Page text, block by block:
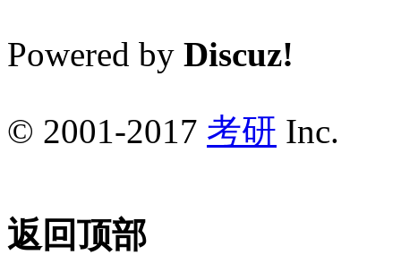
Powered by Discuz!
© 2001-2017 考研 Inc.
返回顶部